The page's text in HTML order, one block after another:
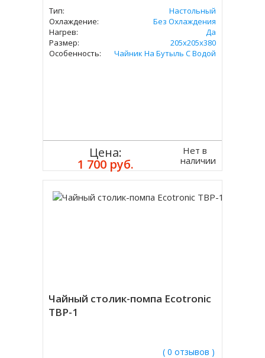
Тип:
Настольный
Охлаждение:
Без Охлаждения
Нагрев:
Да
Размер:
205х205х380
Особенность:
Чайник На Бутыль С Водой
Цена:
1 700 руб.
Нет в
наличии
Чайный столик-помпа Ecotronic
TBP-1
( 0 отзывов )